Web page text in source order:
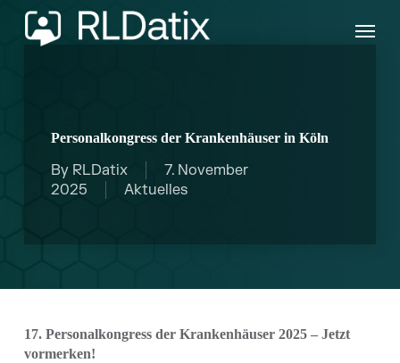
Skip
Personalkongress der Krankenhäuser in Köln
By RLDatix
7. November
2025
Aktuelles
17. Personalkongress der Krankenhäuser 2025 – Jetzt
vormerken!